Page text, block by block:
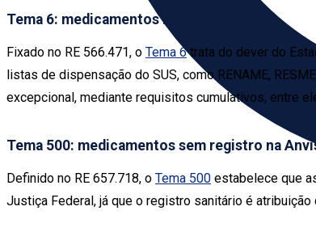
Tema 6: medicamentos não incorporados
Fixado no RE 566.471, o Tema 6trata do dever do
listas de dispensação do SUS, como RENAME,
excepcional, mediante requisitos cumulativos, entre
Tema 500: medicamentos sem registro na
Definido no RE 657.718, o Tema 500 estabelece que
Justiça Federal, já que o registro sanitário é